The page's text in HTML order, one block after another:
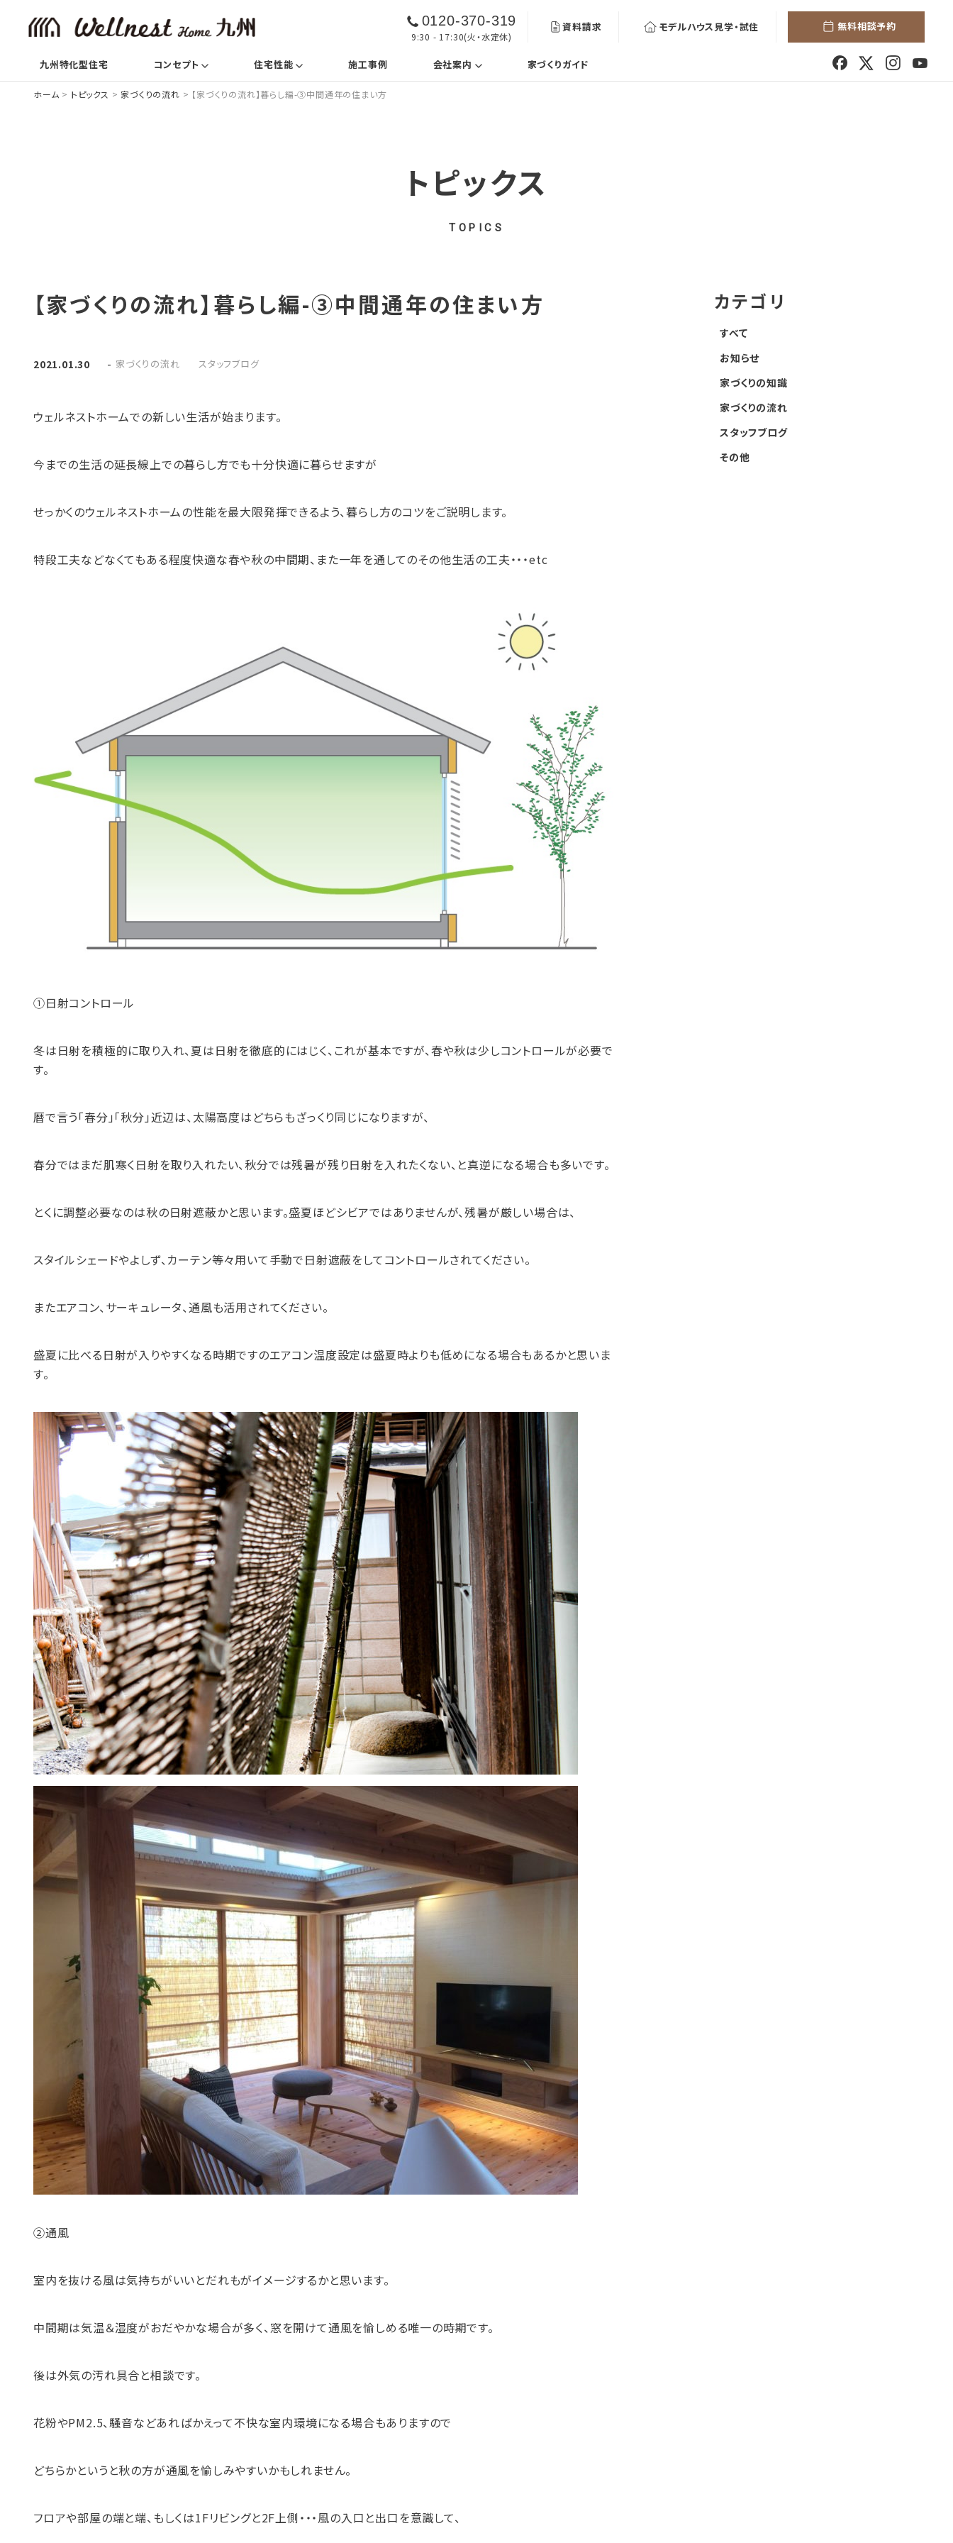
0120-370-319
9:30 - 17:30(火・水定休)
資料請求 モデルハウス見学・試住 無料相談予約
九州特化型住宅 コンセプト (current)住宅性能 (current)施工事例 会社案内 (current)家づくりガイド
ホーム > トピックス > 家づくりの流れ > 【家づくりの流れ】暮らし編-③中間通年の住まい方
トピックス
TOPICS
【家づくりの流れ】暮らし編-③中間通年の住まい方
2021.01.30 - 家づくりの流れ スタッフブログ
ウェルネストホームでの新しい生活が始まります。
今までの生活の延長線上での暮らし方でも十分快適に暮らせますが
せっかくのウェルネストホームの性能を最大限発揮できるよう、暮らし方のコツをご説明します。
特段工夫などなくてもある程度快適な春や秋の中間期、また一年を通してのその他生活の工夫・・・etc
①日射コントロール
冬は日射を積極的に取り入れ、夏は日射を徹底的にはじく、これが基本ですが、春や秋は少しコントロールが必要で
す。
暦で言う「春分」「秋分」近辺は、太陽高度はどちらもざっくり同じになりますが、
春分ではまだ肌寒く日射を取り入れたい、秋分では残暑が残り日射を入れたくない、と真逆になる場合も多いです。
とくに調整必要なのは秋の日射遮蔽かと思います。盛夏ほどシビアではありませんが、残暑が厳しい場合は、
スタイルシェードやよしず、カーテン等々用いて手動で日射遮蔽をしてコントロールされてください。
またエアコン、サーキュレータ、通風も活用されてください。
盛夏に比べる日射が入りやすくなる時期ですのエアコン温度設定は盛夏時よりも低めになる場合もあるかと思いま
す。
②通風
室内を抜ける風は気持ちがいいとだれもがイメージするかと思います。
中間期は気温＆湿度がおだやかな場合が多く、窓を開けて通風を愉しめる唯一の時期です。
後は外気の汚れ具合と相談です。
花粉やPM2.5、騒音などあればかえって不快な室内環境になる場合もありますので
どちらかというと秋の方が通風を愉しみやすいかもしれません。
フロアや部屋の端と端、もしくは1Fリビングと2F上側・・・風の入口と出口を意識して、
カテゴリ
すべて
お知らせ
家づくりの知識
家づくりの流れ
スタッフブログ
その他